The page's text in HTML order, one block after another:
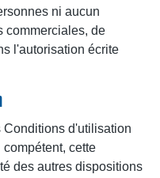
ni aucun
commerciales, de
l'autorisation écrite
d'utilisation
cette
des autres dispositions